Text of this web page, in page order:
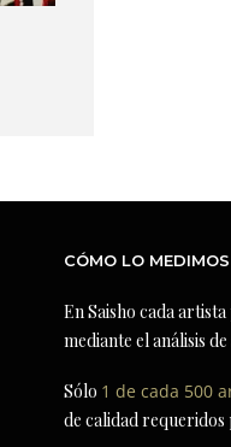
CÓMO LO
En Saisho cada
mediante el análisis
Sólo 1 de cada 500
de calidad